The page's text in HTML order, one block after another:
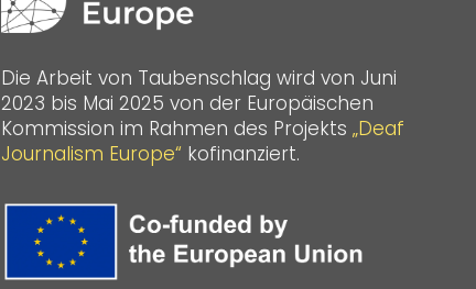
Die Arbeit von Taubenschlag wird von Juni
2023 bis Mai 2025 von der Europäischen
Kommission im Rahmen des Projekts „Deaf
Journalism Europe“ kofinanziert.